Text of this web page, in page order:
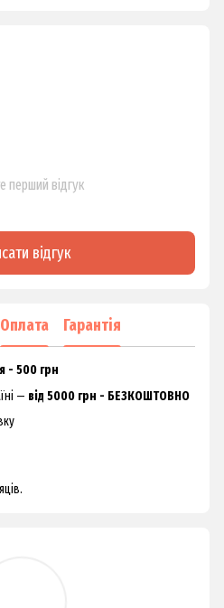
перший відгук
відгук
Оплата Гарантія
- 500 грн
— від 5000 грн - БЕЗКОШТОВНО